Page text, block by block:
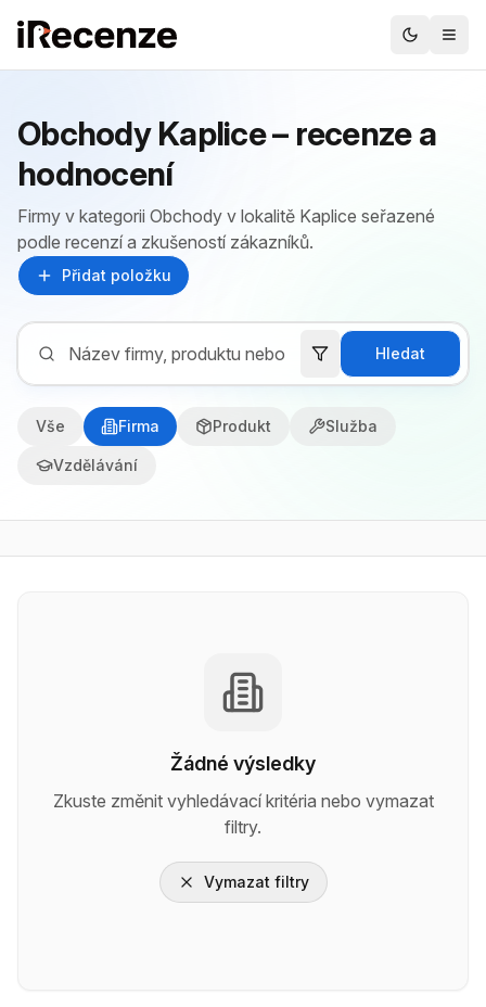
Obchody Kaplice – recenze a
hodnocení
Firmy v kategorii Obchody v lokalitě Kaplice seřazené
podle recenzí a zkušeností zákazníků.
Přidat položku
Hledat
Vše Firma Produkt Služba
Vzdělávání
Žádné výsledky
Zkuste změnit vyhledávací kritéria nebo vymazat
filtry.
Vymazat filtry